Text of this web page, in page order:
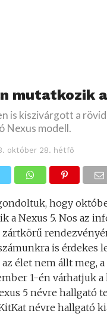
mutatkozik
is kiszivárgott a
Nexus modell.
október 28. hétfő
hogy
a Nexus 5. Nos az
zártkörű
is érdekes
az élet nem állt meg,
1-én várhatjuk
5 névre hallgató
névre hallgató